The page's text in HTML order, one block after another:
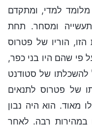
למדי, ומתקדם
ומסחר. תחת
הוריו של פטרוס
פי שהם היו בני כפר,
להשכלתו של סטודנט
של פטרוס לתנאים
מאוד. הוא היה נבון
במהירות רבה. לאחר